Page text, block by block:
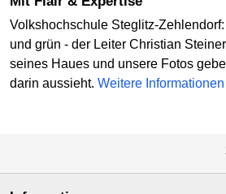
Volkshochschule Steglitz-
und grün - der Leiter Christian
seines Haues und unsere Fotos
darin aussieht. Weitere Informationen